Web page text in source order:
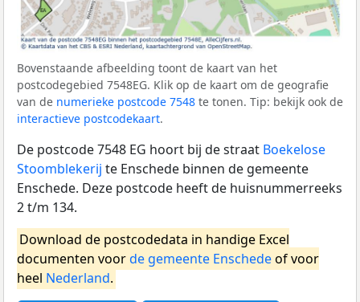
Bovenstaande afbeelding toont de kaart van het
postcodegebied 7548EG. Klik op de kaart om de geografie
van de numerieke postcode 7548 te tonen. Tip: bekijk ook de
interactieve postcodekaart.
De postcode 7548 EG hoort bij de straat Boekelose
Stoomblekerij te Enschede binnen de gemeente
Enschede. Deze postcode heeft de huisnummerreeks
2 t/m 134.
Download de postcodedata in handige Excel
documenten voorde gemeente Enschedeof voor
heel Nederland.